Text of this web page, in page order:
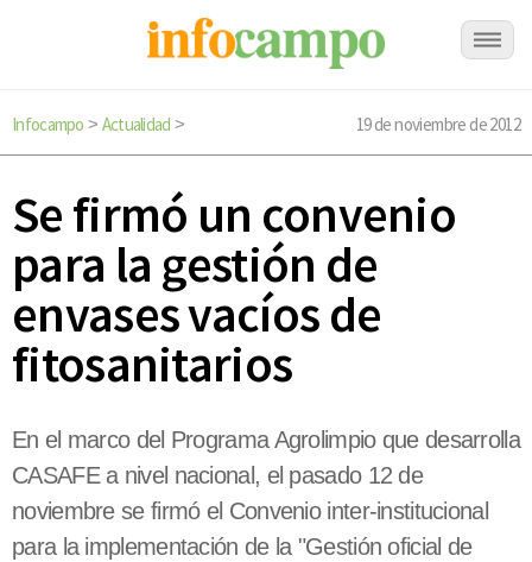
Infocampo > Actualidad > 19 de noviembre de 2012
Se firmó un convenio
para la gestión de
envases vacíos de
fitosanitarios
En el marco del Programa Agrolimpio que desarrolla
CASAFE a nivel nacional, el pasado 12 de
noviembre se firmó el Convenio inter-institucional
para la implementación de la "Gestión oficial de